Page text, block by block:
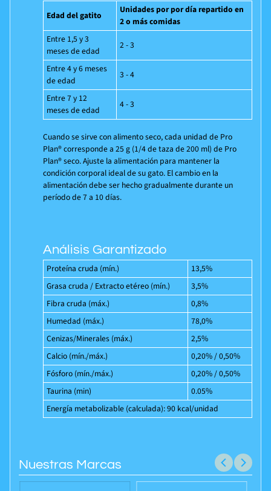
Edad del gatito
Unidades por por día repartido en
2 o más comidas
Entre 1,5 y 3
meses de edad
2 - 3
Entre 4 y 6 meses
de edad
3 - 4
Entre 7 y 12
meses de edad
4 - 3
Cuando se sirve con alimento seco, cada unidad de Pro
Plan® corresponde a 25 g (1/4 de taza de 200 ml) de Pro
Plan® seco. Ajuste la alimentación para mantener la
condición corporal ideal de su gato. El cambio en la
alimentación debe ser hecho gradualmente durante un
período de 7 a 10 días.
Análisis Garantizado
Proteína cruda (mín.)
13,5%
Grasa cruda / Extracto etéreo (mín.)
3,5%
Fibra cruda (máx.)
0,8%
Humedad (máx.)
78,0%
Cenizas/Minerales (máx.)
2,5%
Calcio (mín./máx.)
0,20% / 0,50%
Fósforo (mín./máx.)
0,20% / 0,50%
Taurina (min)
0.05%
Energía metabolizable (calculada): 90 kcal/unidad
Nuestras Marcas